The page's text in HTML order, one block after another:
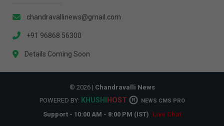
chandravallinews@gmail.com
+91 96868 56300
Details Coming Soon
© 2026 | Chandravalli News
POWERED BY: KHUSHI HOST R NEWS CMS PRO
Support - 10:00 AM - 8:00 PM (IST) Live Chat